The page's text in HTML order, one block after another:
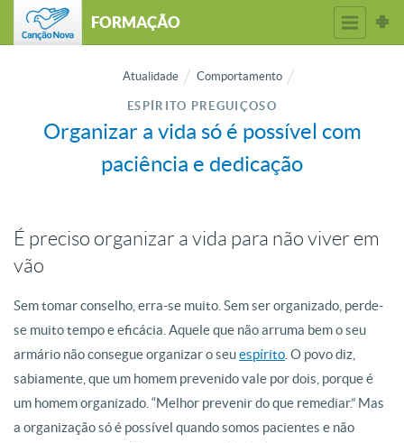
FORMAÇÃO
Atualidade Comportamento
ESPÍRITO PREGUIÇOSO
Organizar a vida só é possível com
paciência e dedicação
É preciso organizar a vida para não viver em
vão
Sem tomar conselho, erra-se muito. Sem ser organizado, perde-
se muito tempo e eficácia. Aquele que não arruma bem o seu
armário não consegue organizar o seuespírito . O povo diz,
sabiamente, que um homem prevenido vale por dois, porque é
um homem organizado. “Melhor prevenir do que remediar.” Mas
a organização só é possível quando somos pacientes e não